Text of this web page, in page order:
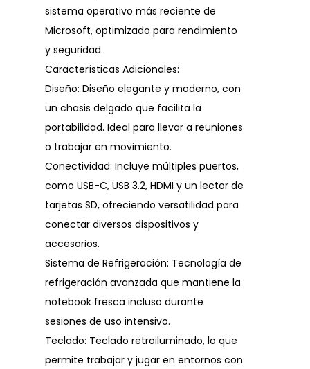
sistema operativo más reciente de
Microsoft, optimizado para rendimiento
y seguridad.
Características Adicionales:
Diseño: Diseño elegante y moderno, con
un chasis delgado que facilita la
portabilidad. Ideal para llevar a reuniones
o trabajar en movimiento.
Conectividad: Incluye múltiples puertos,
como USB-C, USB 3.2, HDMI y un lector de
tarjetas SD, ofreciendo versatilidad para
conectar diversos dispositivos y
accesorios.
Sistema de Refrigeración: Tecnología de
refrigeración avanzada que mantiene la
notebook fresca incluso durante
sesiones de uso intensivo.
Teclado: Teclado retroiluminado, lo que
permite trabajar y jugar en entornos con